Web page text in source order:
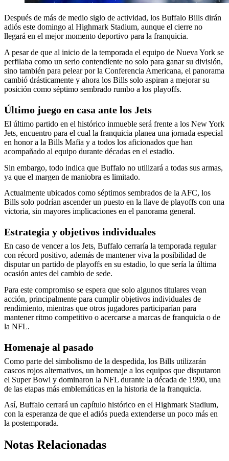
Después de más de medio siglo de actividad, los Buffalo Bills dirán
adiós este domingo al Highmark Stadium, aunque el cierre no
llegará en el mejor momento deportivo para la franquicia.
A pesar de que al inicio de la temporada el equipo de Nueva York se
perfilaba como un serio contendiente no solo para ganar su división,
sino también para pelear por la Conferencia Americana, el panorama
cambió drásticamente y ahora los Bills solo aspiran a mejorar su
posición como séptimo sembrado rumbo a los playoffs.
Último juego en casa ante los Jets
El último partido en el histórico inmueble será frente a los New York
Jets, encuentro para el cual la franquicia planea una jornada especial
en honor a la Bills Mafia y a todos los aficionados que han
acompañado al equipo durante décadas en el estadio.
Sin embargo, todo indica que Buffalo no utilizará a todas sus armas,
ya que el margen de maniobra es limitado.
Actualmente ubicados como séptimos sembrados de la AFC, los
Bills solo podrían ascender un puesto en la llave de playoffs con una
victoria, sin mayores implicaciones en el panorama general.
Estrategia y objetivos individuales
En caso de vencer a los Jets, Buffalo cerraría la temporada regular
con récord positivo, además de mantener viva la posibilidad de
disputar un partido de playoffs en su estadio, lo que sería la última
ocasión antes del cambio de sede.
Para este compromiso se espera que solo algunos titulares vean
acción, principalmente para cumplir objetivos individuales de
rendimiento, mientras que otros jugadores participarían para
mantener ritmo competitivo o acercarse a marcas de franquicia o de
la NFL.
Homenaje al pasado
Como parte del simbolismo de la despedida, los Bills utilizarán
cascos rojos alternativos, un homenaje a los equipos que disputaron
el Super Bowl y dominaron la NFL durante la década de 1990, una
de las etapas más emblemáticas en la historia de la franquicia.
Así, Buffalo cerrará un capítulo histórico en el Highmark Stadium,
con la esperanza de que el adiós pueda extenderse un poco más en
la postemporada.
Notas Relacionadas